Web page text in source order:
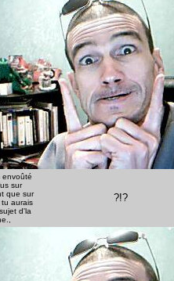
envoûté
sur
que sur
aurais
d'la
?!?